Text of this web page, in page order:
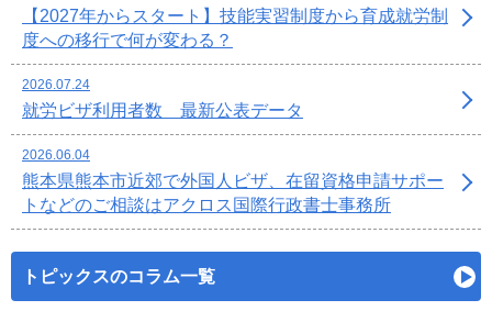
【2027年からスタート】技能実習制度から育成就労制
度への移行で何が変わる？
2026.07.24
就労ビザ利用者数 最新公表データ
2026.06.04
熊本県熊本市近郊で外国人ビザ、在留資格申請サポー
トなどのご相談はアクロス国際行政書士事務所
トピックスのコラム一覧